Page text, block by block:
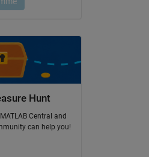
Hunt
Central and
can help you!